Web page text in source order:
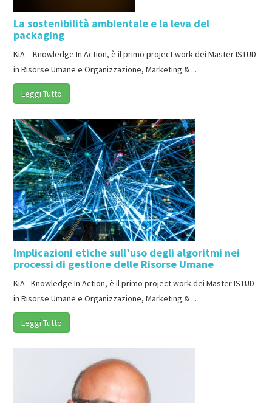
La sostenibilità ambientale e la leva del
packaging
KiA – Knowledge In Action, è il primo project work dei Master ISTUD
in Risorse Umane e Organizzazione, Marketing & ...
Leggi Tutto
Implicazioni etiche sull’uso degli algoritmi nei
processi di gestione delle Risorse Umane
KiA - Knowledge In Action, è il primo project work dei Master ISTUD
in Risorse Umane e Organizzazione, Marketing & ...
Leggi Tutto